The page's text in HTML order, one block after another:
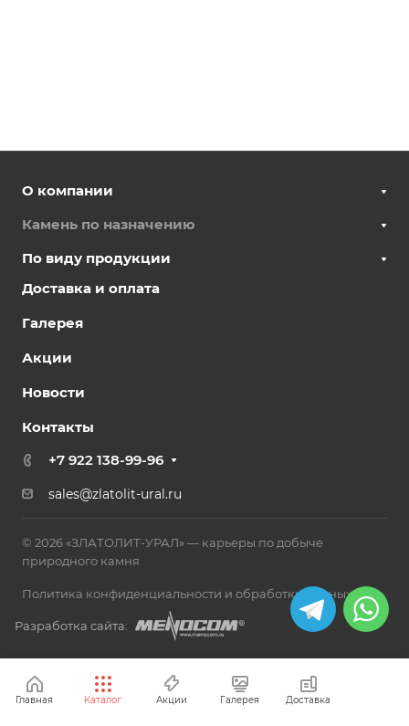
О компании
Камень по назначению
По виду продукции
Доставка и оплата
Галерея
Акции
Новости
Контакты
+7 922 138-99-96
sales@zlatolit-ural.ru
© 2026 «ЗЛАТОЛИТ-УРАЛ» — карьеры по добыче
природного камня
Политика конфиденциальности и обработки данных
Разработка сайта:
Главная Каталог Акции Галерея Доставка